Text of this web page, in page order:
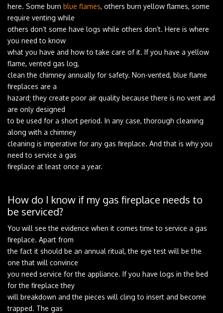
here.‌ ‌Some‌ ‌burn‌ ‌ blue‌ ‌flames,‌ ‌others‌ ‌burn‌ ‌yellow‌ ‌flames,‌ ‌some‌
‌require‌ ‌venting‌ ‌while‌ ‌
others‌ ‌don’t‌ ‌some‌ ‌have‌ ‌logs‌ ‌while‌ ‌others‌ ‌don’t.‌ ‌Here‌ ‌is‌ ‌where‌
‌you‌ ‌need‌ ‌to‌ ‌know‌ ‌
what‌ ‌you‌ ‌have‌ ‌and‌ ‌how‌ ‌to‌ ‌take‌ ‌care‌ ‌of‌ ‌it.‌ ‌If‌ ‌you‌ ‌have‌ ‌a‌ ‌yellow‌
‌flame,‌ ‌vented‌ ‌gas‌ ‌log,‌ ‌
clean‌ ‌the‌ ‌chimney‌ ‌annually‌ ‌for‌ ‌safety.‌ ‌Non-vented,‌ ‌blue‌ ‌flame‌
‌fireplaces‌ ‌are‌ ‌a‌ ‌
hazard;‌ ‌they‌ ‌create‌ ‌poor‌ ‌air‌ ‌quality‌ ‌because‌ ‌there‌ ‌is‌ ‌no‌ ‌vent‌ ‌and‌
‌are‌ ‌only‌ ‌designed‌ ‌
to‌ ‌be‌ ‌used‌ ‌for‌ ‌a‌ ‌short‌ ‌period.‌ ‌In‌ ‌any‌ ‌case,‌ ‌thorough‌ ‌cleaning‌
‌along‌ ‌with‌ ‌a‌ ‌chimney‌ ‌
cleaning‌ ‌is‌ ‌imperative‌ ‌for‌ ‌any‌ ‌gas‌ ‌fireplace.‌ ‌And‌ ‌that‌ ‌is‌ ‌why‌ ‌you‌
‌need‌ ‌to‌ ‌service‌ ‌a‌ ‌gas‌ ‌
fireplace‌ ‌at‌ ‌least‌ ‌once‌ ‌a‌ ‌year.‌ ‌
How‌ ‌do‌ ‌I‌ ‌know‌ ‌if‌ ‌my‌ ‌gas‌ ‌fireplace‌ ‌needs‌ ‌to‌
‌be‌ ‌serviced?‌ ‌ ‌
You‌ ‌will‌ ‌see‌ ‌the‌ ‌evidence‌ ‌when‌ ‌it‌ ‌comes‌ ‌time‌ ‌to‌ ‌service‌ ‌a‌ ‌gas‌
‌fireplace.‌ ‌Apart‌ ‌from‌ ‌
the‌ ‌fact‌ ‌it‌ ‌should‌ ‌be‌ ‌an‌ ‌annual‌ ‌ritual,‌ ‌the‌ ‌eye‌ ‌test‌ ‌will‌ ‌be‌ ‌the‌
‌one‌ ‌that‌ ‌will‌ ‌convince‌ ‌
you‌ ‌need‌ ‌service‌ ‌for‌ ‌the‌ ‌appliance.‌ ‌If‌ ‌you‌ ‌have‌ ‌logs‌ ‌in‌ ‌the‌ ‌bed‌
‌for‌ ‌the‌ ‌fireplace‌ ‌they‌ ‌
will‌ ‌breakdown‌ ‌and‌ ‌the‌ ‌pieces‌ ‌will‌ ‌cling‌ ‌to‌ ‌insert‌ ‌and‌ ‌become‌
‌trapped.‌ ‌The‌ ‌gas‌ ‌